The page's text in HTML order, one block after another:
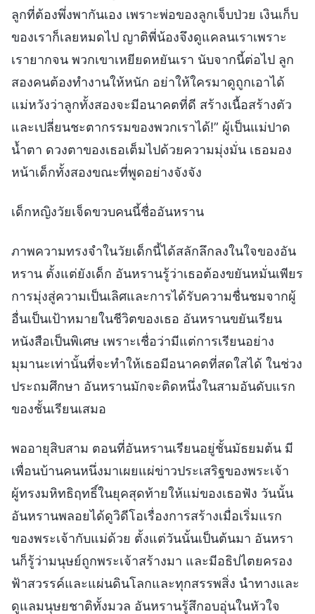
ลูกที่ต้องพึ่งพากันเอง เพราะพ่อของลูกเจ็บป่วย เงินเก็บ
ของเราก็เลยหมดไป ญาติพี่น้องจึงดูแคลนเราเพราะ
เรายากจน พวกเขาเหยียดหยันเรา นับจากนี้ต่อไป ลูก
สองคนต้องทำงานให้หนัก อย่าให้ใครมาดูถูกเอาได้
แม่หวังว่าลูกทั้งสองจะมีอนาคตที่ดี สร้างเนื้อสร้างตัว
และเปลี่ยนชะตากรรมของพวกเราได้!” ผู้เป็นแม่ปาด
น้ำตา ดวงตาของเธอเต็มไปด้วยความมุ่งมั่น เธอมอง
หน้าเด็กทั้งสองขณะที่พูดอย่างจังจัง
เด็กหญิงวัยเจ็ดขวบคนนี้ชื่ออันหราน
ภาพความทรงจำในวัยเด็กนี้ได้สลักลึกลงในใจของอัน
หราน ตั้งแต่ยังเด็ก อันหรานรู้ว่าเธอต้องขยันหมั่นเพียร
การมุ่งสู่ความเป็นเลิศและการได้รับความชื่นชมจากผู้
อื่นเป็นเป้าหมายในชีวิตของเธอ อันหรานขยันเรียน
หนังสือเป็นพิเศษ เพราะเชื่อว่ามีแต่การเรียนอย่าง
มุมานะเท่านั้นที่จะทำให้เธอมีอนาคตที่สดใสได้ ในช่วง
ประถมศึกษา อันหรานมักจะติดหนึ่งในสามอันดับแรก
ของชั้นเรียนเสมอ
พออายุสิบสาม ตอนที่อันหรานเรียนอยู่ชั้นมัธยมต้น มี
เพื่อนบ้านคนหนึ่งมาเผยแผ่ข่าวประเสริฐของพระเจ้า
ผู้ทรงมหิทธิฤทธิ์ในยุคสุดท้ายให้แม่ของเธอฟัง วันนั้น
อันหรานพลอยได้ดูวิดีโอเรื่องการสร้างเมื่อเริ่มแรก
ของพระเจ้ากับแม่ด้วย ตั้งแต่วันนั้นเป็นต้นมา อันหรา
นก็รู้ว่ามนุษย์ถูกพระเจ้าสร้างมา และมีอธิปไตยครอง
ฟ้าสวรรค์และแผ่นดินโลกและทุกสรรพสิ่ง นำทางและ
ดูแลมนุษยชาติทั้งมวล อันหรานรู้สึกอบอุ่นในหัวใจ